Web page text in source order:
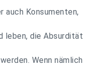
auch Konsumenten,
leben, die Absurdität
Wenn nämlich